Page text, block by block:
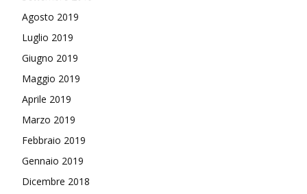
Agosto 2019
Luglio 2019
Giugno 2019
Maggio 2019
Aprile 2019
Marzo 2019
Febbraio 2019
Gennaio 2019
Dicembre 2018